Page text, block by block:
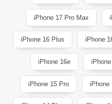
iPhone 17 Pro Max
iPhone 16 Plus iPhone
iPhone 16e
iPhone 15 Pro iPhone